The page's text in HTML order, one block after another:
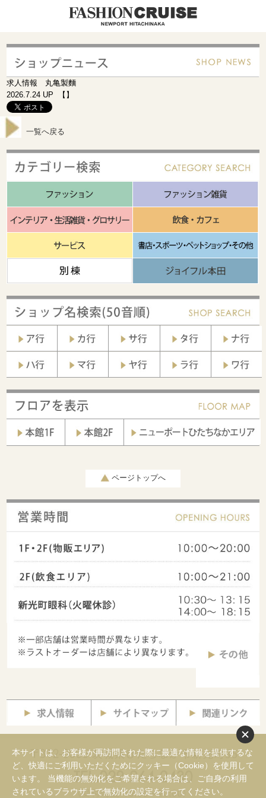
求人情報 丸亀製麵
2026.7.24 UP 【】
一覧へ戻る
ページトップへ
本サイトは、お客様が再訪問された際に最適な情報を提供するな
ど、快適にご利用いただくためにクッキー（Cookie）を使用して
います。 当機能の無効化をご希望される場合は、ご自身の利用
されているブラウザ上で無効化の設定を行ってください。